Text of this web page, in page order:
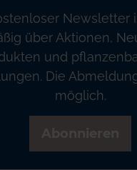
Newsletter
über Aktionen,
und
Die
möglich.